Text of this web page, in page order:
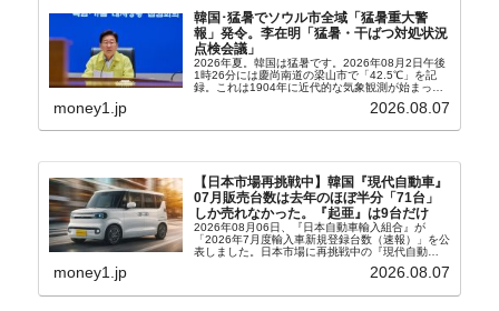
韓国･猛暑でソウル市全域「猛暑重大警
報」発令。李在明「猛暑・干ばつ対処状況
点検会議」
2026年夏。韓国は猛暑です。2026年08月2日午後
1時26分には慶尚南道の梁山市で「42.5℃」を記
録。これは1904年に近代的な気象観測が始まって
ウル市全域への「猛暑重大警報」が発令され...
money1.jp 2026.08.07
【日本市場再挑戦中】韓国『現代自動車』
07月販売台数は去年のほぼ半分「71台」
しか売れなかった。『起亜』は9台だけ
2026年08月06日、『日本自動車輸入組合』が
「2026年7月度輸入車新規登録台数（速報）」を公
表しました。日本市場に再挑戦中の『現代自動
台数はこの中に捉えられているはずです。先月から
money1.jp 2026.08.07